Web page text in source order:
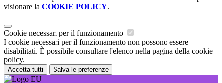
visionare la COOKIE POLICY.
Cookie necessari per il funzionamento
I cookie necessari per il funzionamento non possono essere
disabilitati. È possibile consultare l'elenco nella pagina della cookie
policy.
Accetta tutti Salva le preferenze